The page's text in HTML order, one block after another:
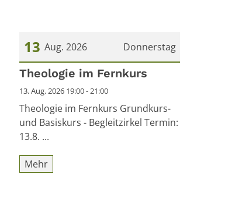
Donnerstag
13 Aug. 2026
Datum: 13. August 2026
Theologie im Fernkurs
13. Aug. 2026 19:00 - 21:00
Theologie im Fernkurs Grundkurs-
und Basiskurs - Begleitzirkel Termin:
13.8. ...
Mehr